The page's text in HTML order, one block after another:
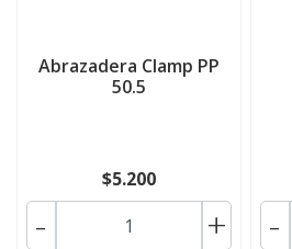
Abrazadera Clamp PP
50.5
$5.200
- + -